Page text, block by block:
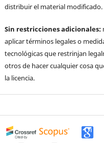
distribuir el material modificado.
Sin restricciones adicionales:
aplicar términos legales o
tecnológicas que restrinjan
otros de hacer cualquier cosa
la licencia.